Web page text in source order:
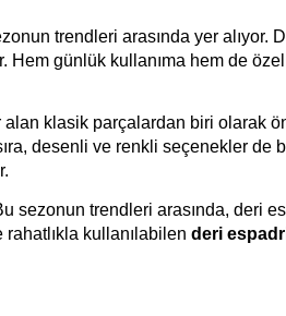
trendleri arasında yer alıyor.
Hem günlük kullanıma hem de
klasik parçalardan biri olarak
desenli ve renkli seçenekler de
sezonun trendleri arasında, deri
rahatlıkla kullanılabilenderi